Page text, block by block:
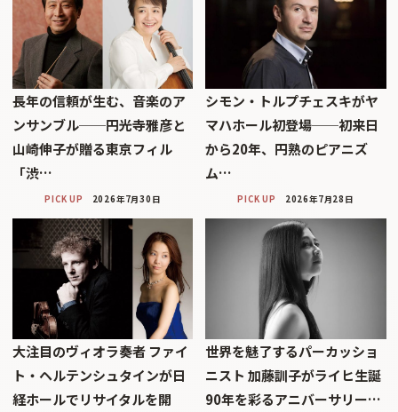
長年の信頼が生む、音楽のア
ンサンブル──円光寺雅彦と
山崎伸子が贈る東京フィル
「渋…
PICK UP 2026年7月30日
シモン・トルプチェスキがヤ
マハホール初登場──初来日
から20年、円熟のピアニズ
ム…
PICK UP 2026年7月28日
大注目のヴィオラ奏者 ファイ
ト・ヘルテンシュタインが日
経ホールでリサイタルを開
世界を魅了するパーカッショ
ニスト 加藤訓子がライヒ生誕
90年を彩るアニバーサリー…